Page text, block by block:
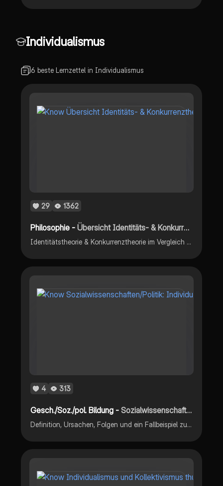
Individualismus
6 beste Lernzettel in Individualismus
29 1362
Philosophie -Übersicht Identitäts- & Konkurrenztheorie
Identitätstheorie & Konkurrenztheorie im Vergleich Madison & Rousseau Menschenbild Gesellschafts- & Staatsauffassung Kritik
4 313
Gesch./Soz./pol. Bildung -Sozialwissenschaften/Politik: Individualisierung
Definition, Ursachen, Folgen und ein Fallbeispiel zur Individualisierung